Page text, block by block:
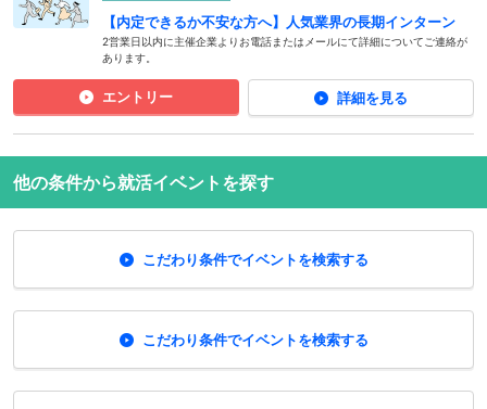
【内定できるか不安な方へ】人気業界の長期インターン
2営業日以内に主催企業よりお電話またはメールにて詳細についてご連絡が
あります。
エントリー 詳細を見る
他の条件から就活イベントを探す
こだわり条件でイベントを検索する
こだわり条件でイベントを検索する